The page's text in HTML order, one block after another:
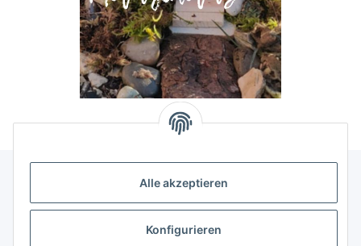
Alle akzeptieren
Konfigurieren
Allgemeine Informationen